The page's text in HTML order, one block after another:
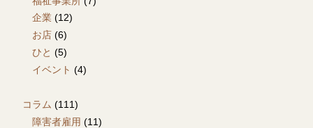
企業 (12)
お店 (6)
ひと (5)
イベント (4)
コラム (111)
障害者雇用 (11)